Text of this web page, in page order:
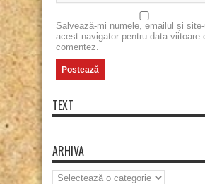
Salvează-mi numele, emailul și
acest navigator pentru data viitoare
comentez.
TEXT
ARHIVA
Arhiva